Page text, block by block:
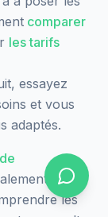
comparer
les tarifs
essayez
et vous
adaptés.
vous
les